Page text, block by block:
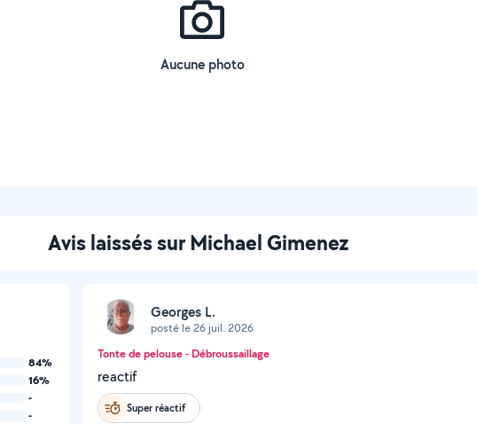
Aucune photo
Avis laissés sur Michael Gimenez
84%
16%
-
-
Georges L.
posté le 26 juil. 2026
Tonte de pelouse - Débroussaillage
reactif
Super réactif